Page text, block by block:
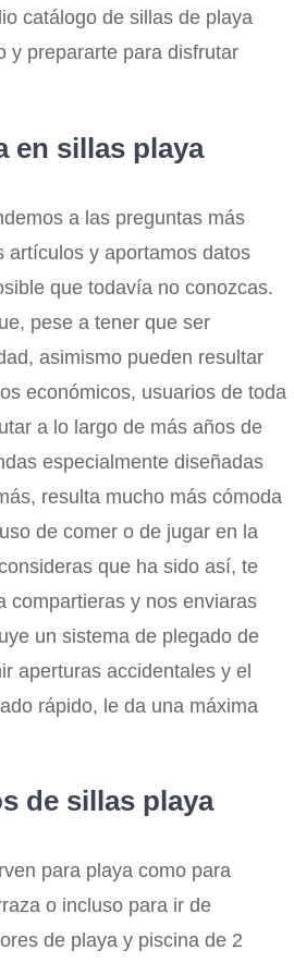
catálogo de sillas de playa
y prepararte para disfrutar
en sillas playa
a las preguntas más
artículos y aportamos datos
que todavía no conozcas.
pese a tener que ser
asimismo pueden resultar
económicos, usuarios de toda
a lo largo de más años de
especialmente diseñadas
resulta mucho más cómoda
de comer o de jugar en la
que ha sido así, te
compartieras y nos enviaras
un sistema de plegado de
aperturas accidentales y el
rápido, le da una máxima
de sillas playa
para playa como para
o incluso para ir de
de playa y piscina de 2